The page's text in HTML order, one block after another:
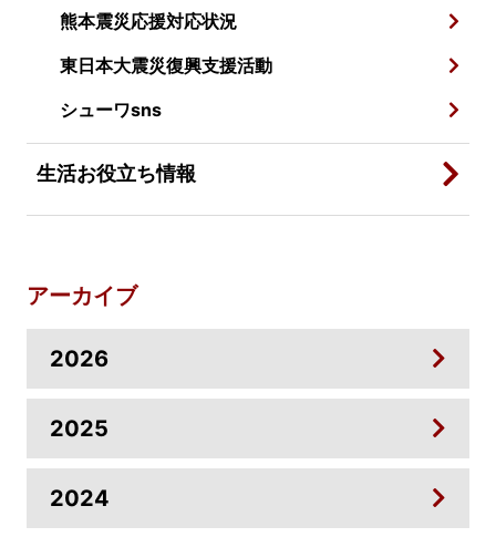
熊本震災応援対応状況
東日本大震災復興支援活動
シューワsns
生活お役立ち情報
アーカイブ
2026
2025
2024